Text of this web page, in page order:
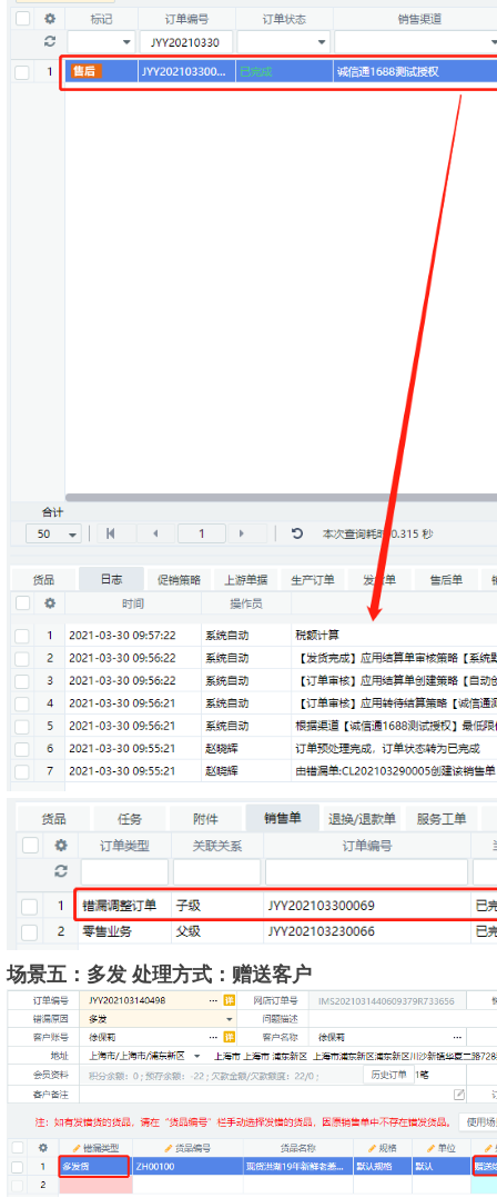
场景五：多发 处理方式：赠送客户